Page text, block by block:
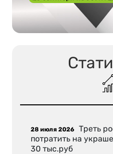
28 июля 2026 Треть
потратить на
30 тыс.руб